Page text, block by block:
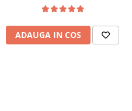
Salt Confort
ADAUGA IN COS